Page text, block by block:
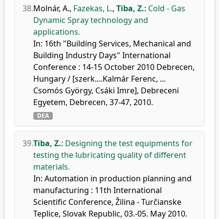
38.Molnár, A., Fazekas, L., Tiba, Z.: Cold - Gas
Dynamic Spray technology and
applications.
In: 16th "Building Services, Mechanical and
Building Industry Days" International
Conference : 14-15 October 2010 Debrecen,
Hungary / [szerk....Kalmár Ferenc, ...
Csomós György, Csáki Imre], Debreceni
Egyetem, Debrecen, 37-47, 2010.
DEA
39.Tiba, Z.: Designing the test equipments for
testing the lubricating quality of different
materials.
In: Automation in production planning and
manufacturing : 11th International
Scientific Conference, Žilina - Turčianske
Teplice, Slovak Republic, 03.-05. May 2010.